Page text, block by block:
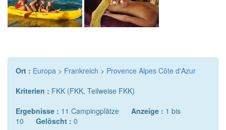
Ort : Europa > Frankreich > Provence Alpes Côte d'Azur
Kriterien : FKK (FKK, Teilweise FKK)
Ergebnisse : 11 Campingplätze Anzeige : 1 bis
10 Gelöscht : 0